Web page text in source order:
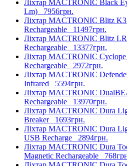
Ліхтар MACTRONIC Black
Lm) 7956грн.
Ліхтар MACTRONIC Blitz
Rechargeable 11497грн.
Ліхтар MACTRONIC Blitz
Rechargeable 13377грн.
Ліхтар MACTRONIC
Rechargeable 2972грн.
Ліхтар MACTRONIC
Infrared 5594грн.
Ліхтар MACTRONIC
Rechargeable 13970грн.
Ліхтар MACTRONIC Dura
Breaker 1693грн.
Ліхтар MACTRONIC Dura
USB Recharge 2894грн.
Ліхтар MACTRONIC Dura
Magnetic Rechargeable